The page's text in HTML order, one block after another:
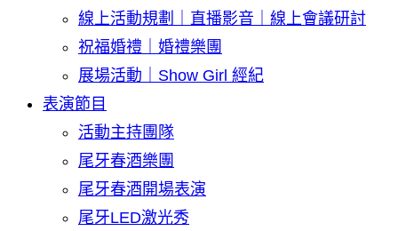
線上活動規劃｜直播影音｜線上會議研討
祝福婚禮｜婚禮樂團
展場活動｜Show Girl 經紀
表演節目
活動主持團隊
尾牙春酒樂團
尾牙春酒開場表演
尾牙LED激光秀